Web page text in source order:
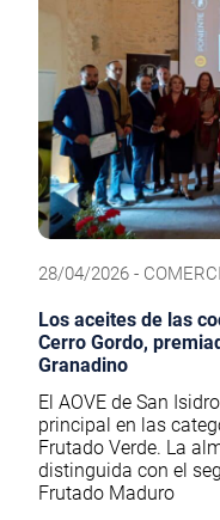
28/04/2026 -
Los aceites de las
Cerro Gordo,
Granadino
El AOVE de San
principal en las
Frutado Verde. La
distinguida con el
Frutado Maduro